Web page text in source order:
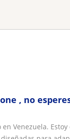
, no
en Venezuela.